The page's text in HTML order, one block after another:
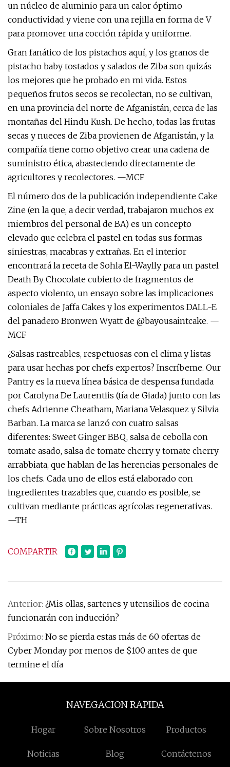
un núcleo de aluminio para un calor óptimo
conductividad y viene con una rejilla en forma de V
para promover una cocción rápida y uniforme.
Gran fanático de los pistachos aquí, y los granos de
pistacho baby tostados y salados de Ziba son quizás
los mejores que he probado en mi vida. Estos
pequeños frutos secos se recolectan, no se cultivan,
en una provincia del norte de Afganistán, cerca de las
montañas del Hindu Kush. De hecho, todas las frutas
secas y nueces de Ziba provienen de Afganistán, y la
compañía tiene como objetivo crear una cadena de
suministro ética, abasteciendo directamente de
agricultores y recolectores. —MCF
El número dos de la publicación independiente Cake
Zine (en la que, a decir verdad, trabajaron muchos ex
miembros del personal de BA) es un concepto
elevado que celebra el pastel en todas sus formas
siniestras, macabras y extrañas. En el interior
encontrará la receta de Sohla El-Waylly para un pastel
Death By Chocolate cubierto de fragmentos de
aspecto violento, un ensayo sobre las implicaciones
coloniales de Jaffa Cakes y los experimentos DALL-E
del panadero Bronwen Wyatt de @bayousaintcake. —
MCF
¿Salsas rastreables, respetuosas con el clima y listas
para usar hechas por chefs expertos? Inscríbeme. Our
Pantry es la nueva línea básica de despensa fundada
por Carolyna De Laurentiis (tía de Giada) junto con las
chefs Adrienne Cheatham, Mariana Velasquez y Silvia
Barban. La marca se lanzó con cuatro salsas
diferentes: Sweet Ginger BBQ, salsa de cebolla con
tomate asado, salsa de tomate cherry y tomate cherry
arrabbiata, que hablan de las herencias personales de
los chefs. Cada uno de ellos está elaborado con
ingredientes trazables que, cuando es posible, se
cultivan mediante prácticas agrícolas regenerativas.
—TH
COMPARTIR
Anterior: ¿Mis ollas, sartenes y utensilios de cocina
funcionarán con inducción?
Próximo: No se pierda estas más de 60 ofertas de
Cyber ​​Monday por menos de $100 antes de que
termine el día
NAVEGACION RAPIDA
Hogar Sobre Nosotros Productos
Noticias Blog Contáctenos